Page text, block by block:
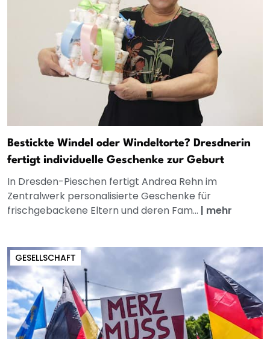
Bestickte Windel oder Windeltorte? Dresdnerin
fertigt individuelle Geschenke zur Geburt
In Dresden-Pieschen fertigt Andrea Rehn im
Zentralwerk personalisierte Geschenke für
frischgebackene Eltern und deren Fam... | mehr
GESELLSCHAFT